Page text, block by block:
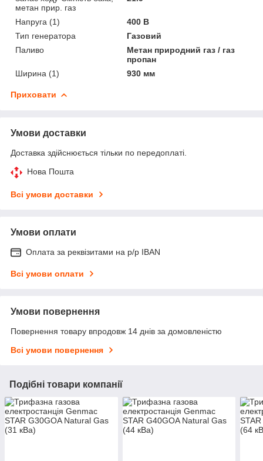
метан прир. газ
Напруга (1)
400 В
Тип генератора
Газовий
Паливо
Метан природний газ / газ
пропан
Ширина (1)
930 мм
Приховати
Умови доставки
Доставка здійснюється тільки по передоплаті.
Нова Пошта
Всі умови доставки
Умови оплати
Оплата за реквізитами на р/р IBAN
Всі умови оплати
Умови повернення
Повернення товару впродовж 14 днів за домовленістю
Всі умови повернення
Подібні товари компанії